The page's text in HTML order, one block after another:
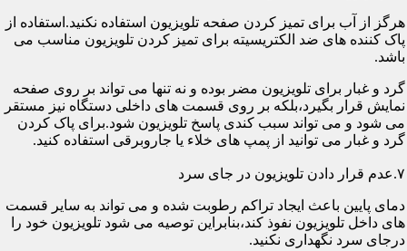
هرگز از آب برای تمیز کردن صفحه تلویزیون استفاده نکنید.استفاده از
پاک کننده های ضد الکتریسیته برای تمیز کردن تلویزیون مناسب می
باشد.
گرد و غبار برای تلویزیون مضر بوده و نه تنها می تواند بر روی صفحه
نمایش قرار بگیرد،بلکه بر روی قسمت های داخلی دستگاه نیز مستقر
می شود و می تواند سبب کندی پاسخ تلویزیون شود.برای پاک کردن
گرد و غبار می توانید از پمپ های خلاء یا جاروبرقی استفاده کنید.
۷.عدم قرار دادن تلویزیون در جای سرد
دمای پایین باعث ایجاد تراکم رطوبت شده و می تواند به سایر قسمت
های داخل تلویزیون نفوذ کند،بنابراین توصیه می شود تلویزیون خود را
درجای سرد نگهداری نکنید.